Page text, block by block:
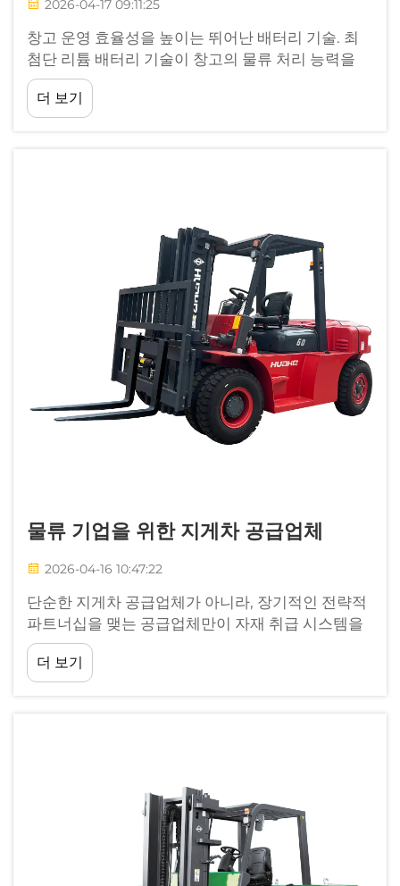
2026-04-17 09:11:25
창고 운영 효율성을 높이는 뛰어난 배터리 기술. 최
첨단 리튬 배터리 기술이 창고의 물류 처리 능력을
혁신적으로 향상시켰습니다. 오랜 충전 시간과 ...
더 보기
물류 기업을 위한 지게차 공급업체
2026-04-16 10:47:22
단순한 지게차 공급업체가 아니라, 장기적인 전략적
파트너십을 맺는 공급업체만이 자재 취급 시스템을
효율화할 수 있습니다. 다양한 지역에서 현장 프로젝
트를 수행해 온 당사의 오랜 경험을 바탕으로, 우리
는 …의 잠재력을 인식하게 되었습니다.
더 보기